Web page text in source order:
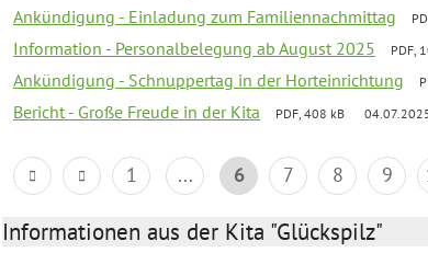
Ankündigung - Einladung zum Familiennachmittag
Information - Personalbelegung ab August 2025 PDF,
Ankündigung - Schnuppertag in der Horteinrichtung
Bericht - Große Freude in der Kita PDF, 408 kB
1 ... 6 7 8 9
Informationen aus der Kita "Glückspilz"